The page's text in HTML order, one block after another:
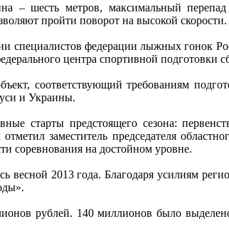
– шесть метров, максимальный
пройти поворот на высокой
федерации лыжных гонок
центра спортивной подготовки
соответствующий требованиям
и Украины.
старты предстоящего сезона:
заместитель председателя
соревнования на достойном уровне.
весной 2013 года. Благодаря усилиям
рублей. 140 миллионов было